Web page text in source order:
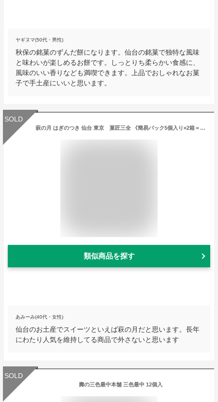
ヤギヌマ(50代・男性)
秋保の銘菓のずんだ餅になります。仙台の銘菓で独特な風味
と味わいが楽しめるお餅です。しっとりち柔らかい食感に、
風味のいい香りなども満喫できます。上品でおしゃれなお菓
子で手土産にいいと思います。
SOLD
萩の月 はぎのつき 仙台 東京 菓匠三全 《簡易パック5個入り×2箱＝10個入り》〜Amazon期間限定発売〜⚫︎通常便配送⚫︎全国 仙台銘菓 お菓子クッキー ランキング 東京土産 帰省 東京 人気 お盆 誕生日ギフト 正月 菓子 煎餅 手渡し 土産 夏季秋 夏休み 母の日 父の日 ギフト お中元 お歳暮 敬老 誕生日 子供 アソート 詰合せ お菓子セット
類似商品を探す
あみーみ(40代・女性)
仙台のお土産でスイーツといえば萩の月だと思います。長年
にわたり人気を維持してる商品で外さないと思います
SOLD
壽の三色最中本舗 三色最中 12個入